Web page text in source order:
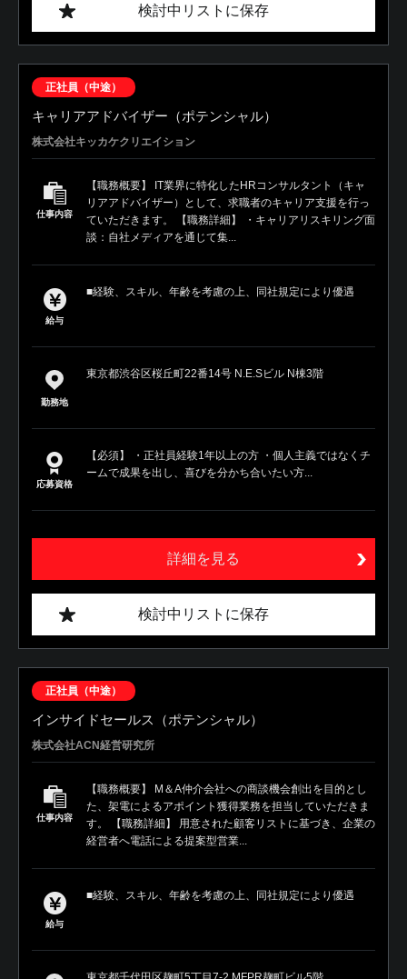
検討中リストに保存
正社員（中途）
キャリアアドバイザー（ポテンシャル）
株式会社キッカケクリエイション
仕事内容
【職務概要】 IT業界に特化したHRコンサルタント（キャ
リアアドバイザー）として、求職者のキャリア支援を行っ
ていただきます。 【職務詳細】 ・キャリアリスキリング面
談：自社メディアを通じて集...
給与
■経験、スキル、年齢を考慮の上、同社規定により優遇
勤務地
東京都渋谷区桜丘町22番14号 N.E.Sビル N棟3階
応募資格
【必須】 ・正社員経験1年以上の方 ・個人主義ではなくチ
ームで成果を出し、喜びを分かち合いたい方...
詳細を見る
検討中リストに保存
正社員（中途）
インサイドセールス（ポテンシャル）
株式会社ACN経営研究所
仕事内容
【職務概要】 M＆A仲介会社への商談機会創出を目的とし
た、架電によるアポイント獲得業務を担当していただきま
す。 【職務詳細】 用意された顧客リストに基づき、企業の
経営者へ電話による提案型営業...
給与
■経験、スキル、年齢を考慮の上、同社規定により優遇